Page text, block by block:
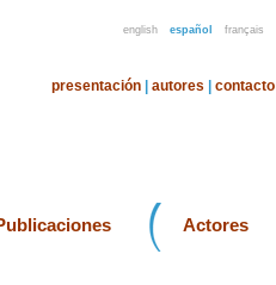
english español français
presentación autores contacto
Actores